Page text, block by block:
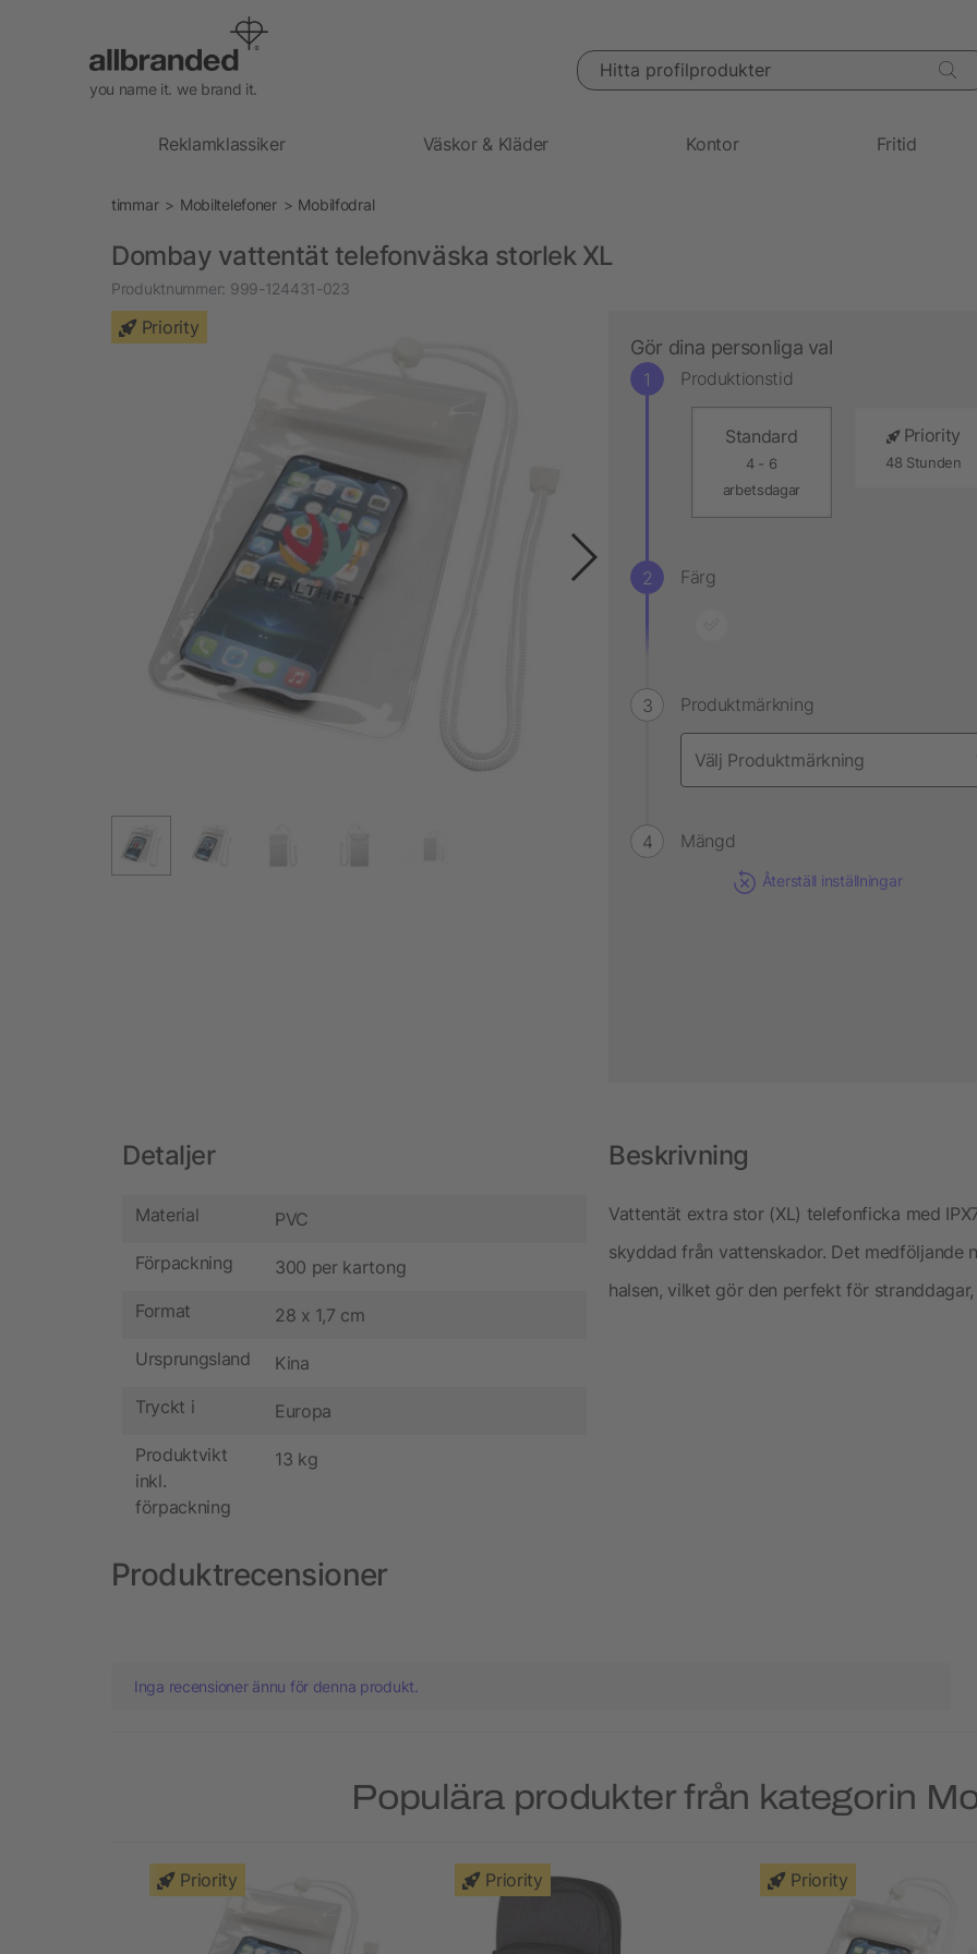
you name it. we brand it.
Hitta profilprodukter
Reklamklassiker Väskor & Kläder Kontor Fritid
timmar Mobiltelefoner Mobilfodral
Dombay vattentät telefonväska storlek XL
Produktnummer: 999-124431-023
Priority
Gör dina personliga val
Produktionstid
Standard
4 - 6
arbetsdagar
Priority
48 Stunden
Färg
Produktmärkning
Mängd
Återställ inställningar
Detaljer
Material PVC
Förpackning 300 per kartong
Format 28 x 1,7 cm
Ursprungsland Kina
Tryckt i Europa
Produktvikt
inkl.
förpackning
13 kg
Beskrivning
Vattentät extra stor (XL) telefonficka med
skyddad från vattenskador. Det medföljande
halsen, vilket gör den perfekt för
Produktrecensioner
Inga recensioner ännu för denna produkt.
Populära produkter från kategorin
Priority Priority Priority